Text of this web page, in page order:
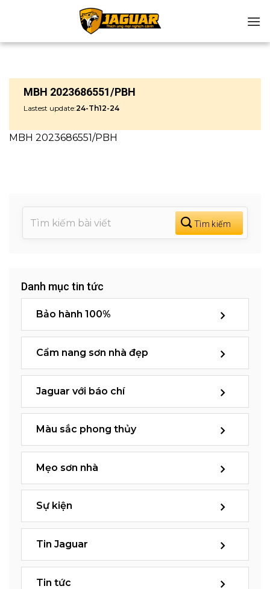
MBH 2023686551/PBH
Lastest update:24-Th12-24
MBH 2023686551/PBH
Danh mục tin tức
Bảo hành 100%
Cẩm nang sơn nhà đẹp
Jaguar với báo chí
Màu sắc phong thủy
Mẹo sơn nhà
Sự kiện
Tin Jaguar
Tin tức